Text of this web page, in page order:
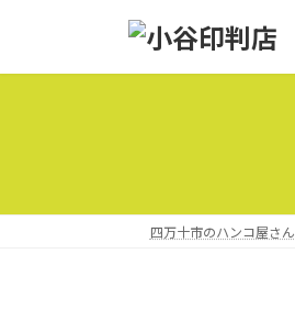
四万十市のハンコ屋さん